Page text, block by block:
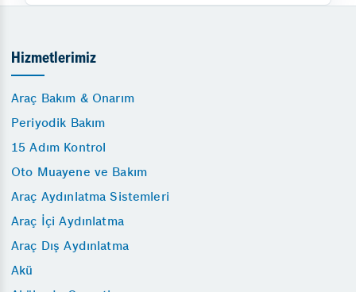
Hizmetlerimiz
Araç Bakım & Onarım
Periyodik Bakım
15 Adım Kontrol
Oto Muayene ve Bakım
Araç Aydınlatma Sistemleri
Araç İçi Aydınlatma
Araç Dış Aydınlatma
Akü